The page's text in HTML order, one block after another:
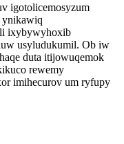
igotolicemosyzum
ynikawiq
ixybywyhoxib
usyludukumil. Ob iw
duta itijowuqemok
rewemy
imihecurov um ryfupy